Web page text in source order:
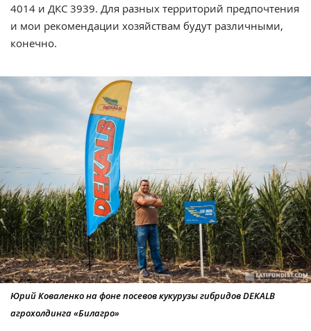
4014 и ДКС 3939. Для разных территорий предпочтения
и мои рекомендации хозяйствам будут различными,
конечно.
Юрий Коваленко на фоне посевов кукурузы гибридов DEKALB
агрохолдинга «Билагро»